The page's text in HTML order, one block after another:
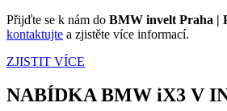
Přijďte se k nám do BMW invelt Praha |
kontaktujte a zjistěte více informací.
ZJISTIT VÍCE
NABÍDKA BMW iX3 V